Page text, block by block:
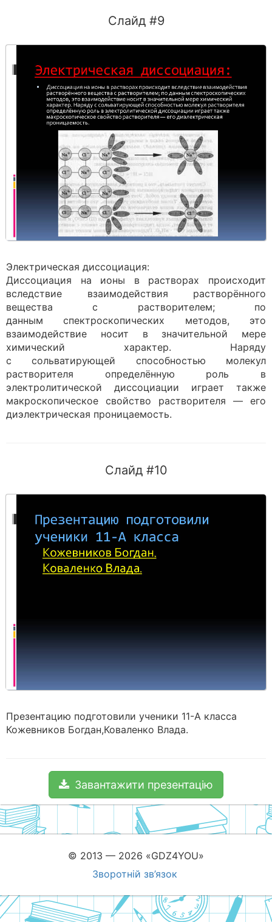
Слайд #9
Электрическая диссоциация:
Диссоциация на ионы в растворах происходит
вследствие взаимодействия растворённого
вещества с растворителем; по
данным спектроскопических методов, это
взаимодействие носит в значительной мере
химический характер. Наряду
с сольватирующей способностью молекул
растворителя определённую роль в
электролитической диссоциации играет также
макроскопическое свойство растворителя — его
диэлектрическая проницаемость.
Слайд #10
Презентацию подготовили ученики 11-А класса
Кожевников Богдан,Коваленко Влада.
Завантажити презентацію
© 2013 — 2026 «GDZ4YOU»
Зворотній зв’язок